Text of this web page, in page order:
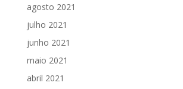
agosto 2021
julho 2021
junho 2021
maio 2021
abril 2021